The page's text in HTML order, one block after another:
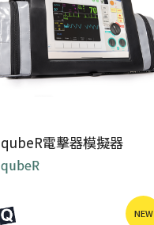
qubeR 在醫院各式模擬器
qubeR電擊器模擬器
qubeR
NEW